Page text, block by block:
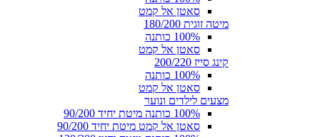
סאטן אל קמט
מיטה זוגית 180/200
100% כותנה
סאטן אל קמט
קינג סייז 200/220
100% כותנה
סאטן אל קמט
מצעים לילדים ונוער
100% כותנה מיטת יחיד 90/200
סאטן אל קמט מיטת יחיד 90/200